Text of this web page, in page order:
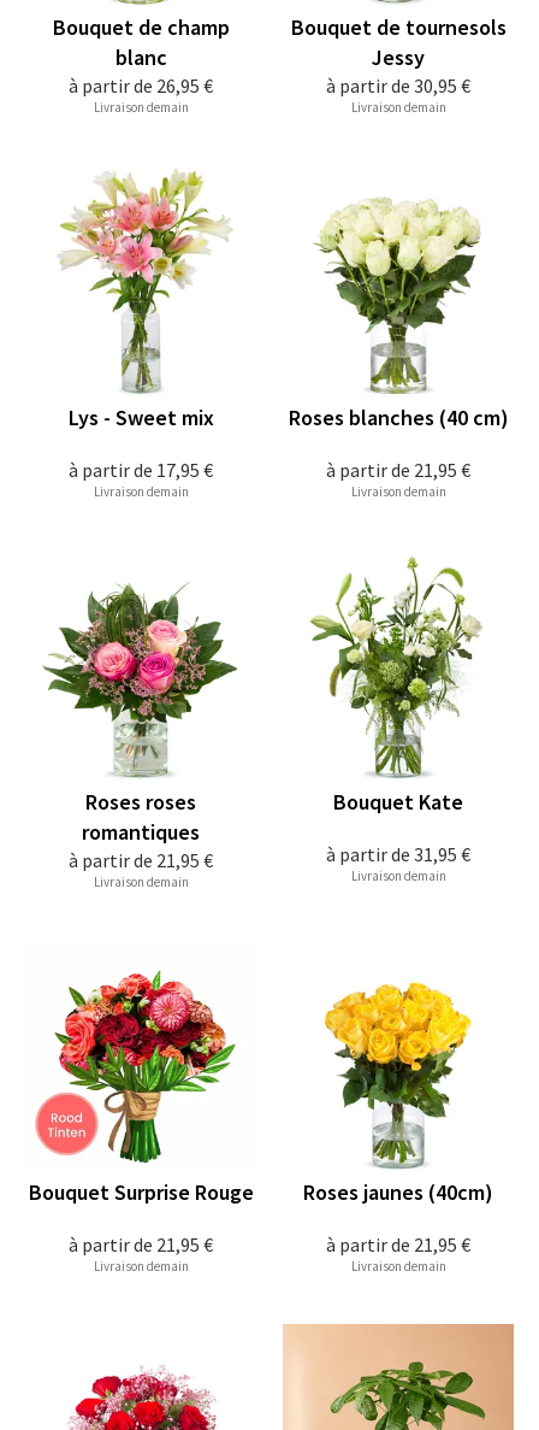
à partir de 26,95 €
Bouquet de champ
blanc
Livraison demain
à partir de 30,95 €
Bouquet de tournesols
Jessy
Livraison demain
à partir de 17,95 €
Lys - Sweet mix
Livraison demain
à partir de 21,95 €
Roses blanches (40 cm)
Livraison demain
à partir de 21,95 €
Roses roses
romantiques
Livraison demain
à partir de 31,95 €
Bouquet Kate
Livraison demain
à partir de 21,95 €
Bouquet Surprise Rouge
Livraison demain
à partir de 21,95 €
Roses jaunes (40cm)
Livraison demain